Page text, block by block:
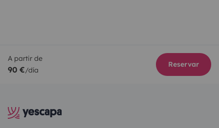
A partir de
90 €/día
Reservar